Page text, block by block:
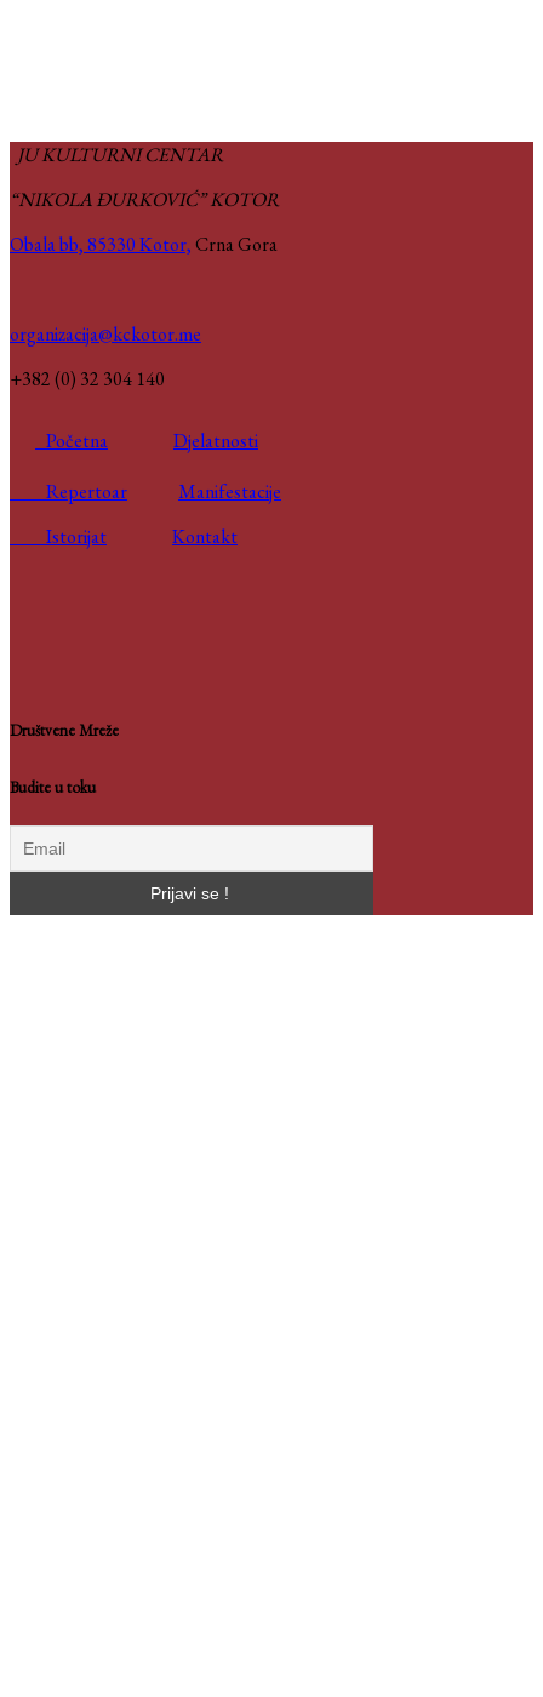
JU KULTURNI CENTAR
“NIKOLA ĐURKOVIĆ” KOTOR
Obala bb, 85330 Kotor,Crna Gora
organizacija@kckotor.me
+382 (0) 32 304 140
Početna
Djelatnosti
Repertoar
Manifestacije
Istorijat
Kontakt
Društvene Mreže
Budite u toku